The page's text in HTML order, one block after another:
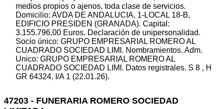
medios propios o ajenos, toda clase de servicios.
Domicilio: AVDA DE ANDALUCIA, 1-LOCAL 18-B,
EDIFICIO PRESIDEN (GRANADA). Capital:
3.155.796,00 Euros. Declaración de unipersonalidad.
Socio único: GRUPO EMPRESARIAL ROMERO AL
CUADRADO SOCIEDAD LIMI. Nombramientos. Adm.
Unico: GRUPO EMPRESARIAL ROMERO AL
CUADRADO SOCIEDAD LIMI. Datos registrales. S 8 , H
GR 64324, I/A 1 (22.01.26).
47203 - FUNERARIA ROMERO SOCIEDAD